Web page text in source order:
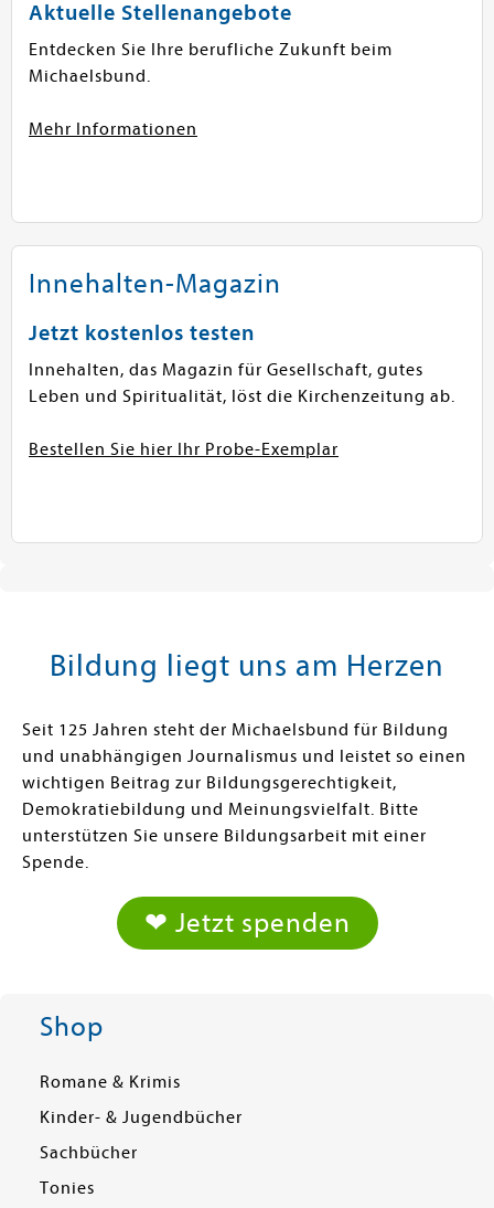
Aktuelle Stellenangebote
Entdecken Sie Ihre berufliche Zukunft beim
Michaelsbund.
Mehr Informationen
Innehalten-Magazin
Jetzt kostenlos testen
Innehalten, das Magazin für Gesellschaft, gutes
Leben und Spiritualität, löst die Kirchenzeitung ab.
Bestellen Sie hier Ihr Probe-Exemplar
Bildung liegt uns am Herzen
Seit 125 Jahren steht der Michaelsbund für Bildung
und unabhängigen Journalismus und leistet so einen
wichtigen Beitrag zur Bildungsgerechtigkeit,
Demokratiebildung und Meinungsvielfalt. Bitte
unterstützen Sie unsere Bildungsarbeit mit einer
Spende.
❤ Jetzt spenden
Shop
Romane & Krimis
Kinder- & Jugendbücher
Sachbücher
Tonies